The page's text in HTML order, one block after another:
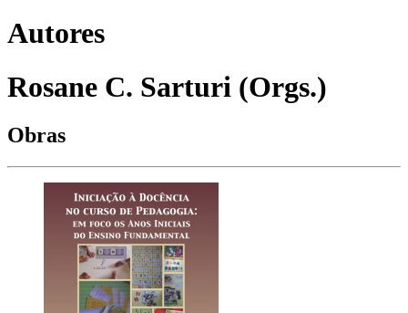
Autores
Rosane C. Sarturi (Orgs.)
Obras